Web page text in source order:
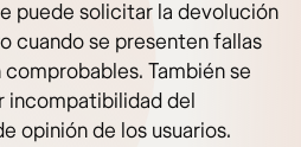
puede solicitar la devolución
cuando se presenten fallas
También se
incompatibilidad del
opinión de los usuarios.